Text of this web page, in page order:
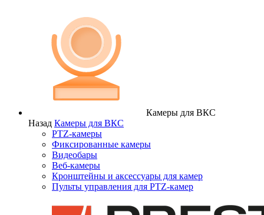
Камеры для ВКС
Назад Камеры для ВКС
PTZ-камеры
Фиксированные камеры
Видеобары
Веб-камеры
Кронштейны и аксессуары для камер
Пульты управления для PTZ-камер